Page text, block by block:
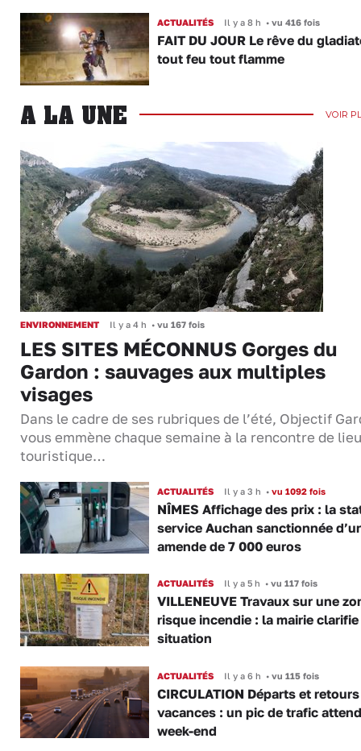
ACTUALITÉS Il y a 8 h •vu 416 fois
FAIT DU JOUR Le rêve du
tout feu tout flamme
A LA UNE VOIR
ENVIRONNEMENT Il y a 4 h • vu 167 fois
LES SITES MÉCONNUS Gorges du
Gardon : sauvages aux multiples
visages
Dans le cadre de ses rubriques de l’été, Objectif
vous emmène chaque semaine à la rencontre de
touristique…
ACTUALITÉS Il y a 3 h •vu 1092 fois
NÎMES Affichage des prix : la
service Auchan sanctionnée
amende de 7 000 euros
ACTUALITÉS Il y a 5 h •vu 117 fois
VILLENEUVE Travaux sur une
risque incendie : la mairie
situation
ACTUALITÉS Il y a 6 h •vu 115 fois
CIRCULATION Départs et
vacances : un pic de trafic
week-end